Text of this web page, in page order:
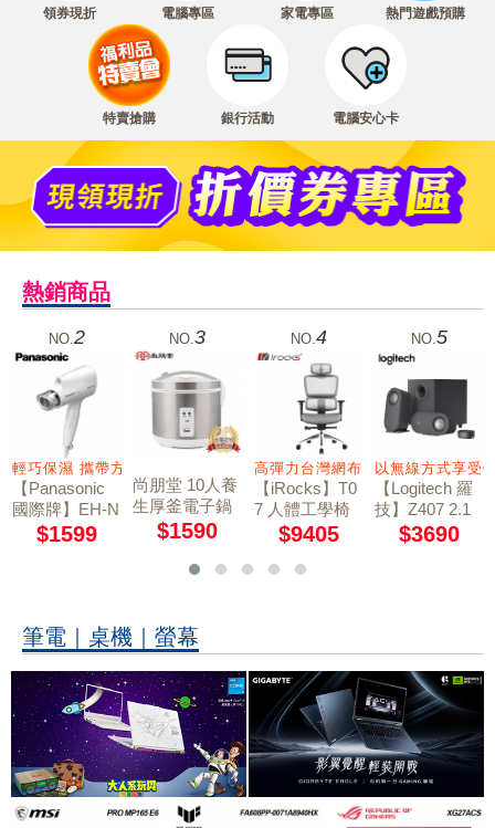
領券現折 電腦專區 家電專區 熱門遊戲預購
特賣搶購 銀行活動 電腦安心卡
熱銷商品
業者
NO. 2
輕巧保濕 攜帶方便
【Panasonic
國際牌】EH-N
A27 奈米水離
$1599
NO.3
尚朋堂 10人養
生厚釜電子鍋
SC-NX18T
$1590
NO. 4
高彈力台灣網布 4D大面積扶手
【iRocks】T0
7 人體工學椅
石墨灰
$9405
NO.5
以無線方式享受
【Logitech 羅
技】Z407 2.1
聲道 藍牙音箱
$3690
筆電｜桌機｜螢幕